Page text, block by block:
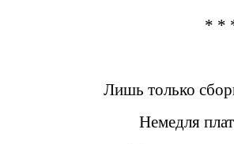
* *
Лишь только
Немедля